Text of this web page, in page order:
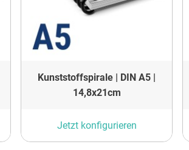
Kunststoffspirale | DIN A5 |
14,8x21cm
Jetzt konfigurieren